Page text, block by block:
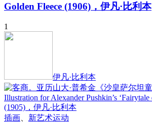
Golden Fleece (1906)，伊凡·比利本
1
伊凡·比利本
插画 新艺术运动